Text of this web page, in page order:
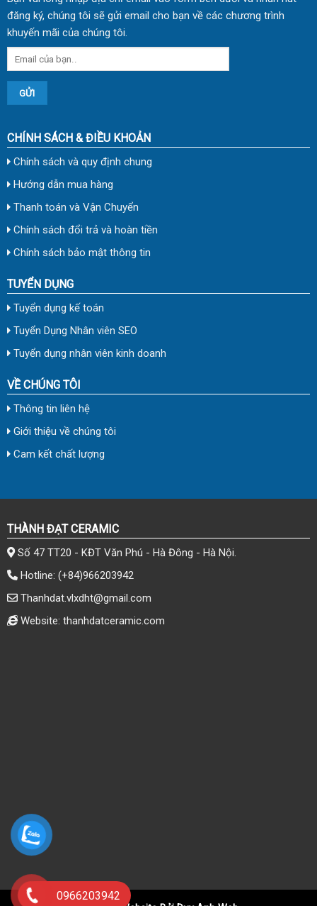
đăng ký, chúng tôi sẽ gửi email cho bạn về các chương trình
khuyến mãi của chúng tôi.
CHÍNH SÁCH & ĐIỀU KHOẢN
Chính sách và quy định chung
Hướng dẫn mua hàng
Thanh toán và Vận Chuyển
Chính sách đổi trả và hoàn tiền
Chính sách bảo mật thông tin
TUYỂN DỤNG
Tuyển dụng kế toán
Tuyển Dụng Nhân viên SEO
Tuyển dụng nhân viên kinh doanh
VỀ CHÚNG TÔI
Thông tin liên hệ
Giới thiệu về chúng tôi
Cam kết chất lượng
THÀNH ĐẠT CERAMIC
Số 47 TT20 - KĐT Văn Phú - Hà Đông - Hà Nội.
Hotline: (+84)966203942
Thanhdat.vlxdht@gmail.com
Website: thanhdatceramic.com
0966203942